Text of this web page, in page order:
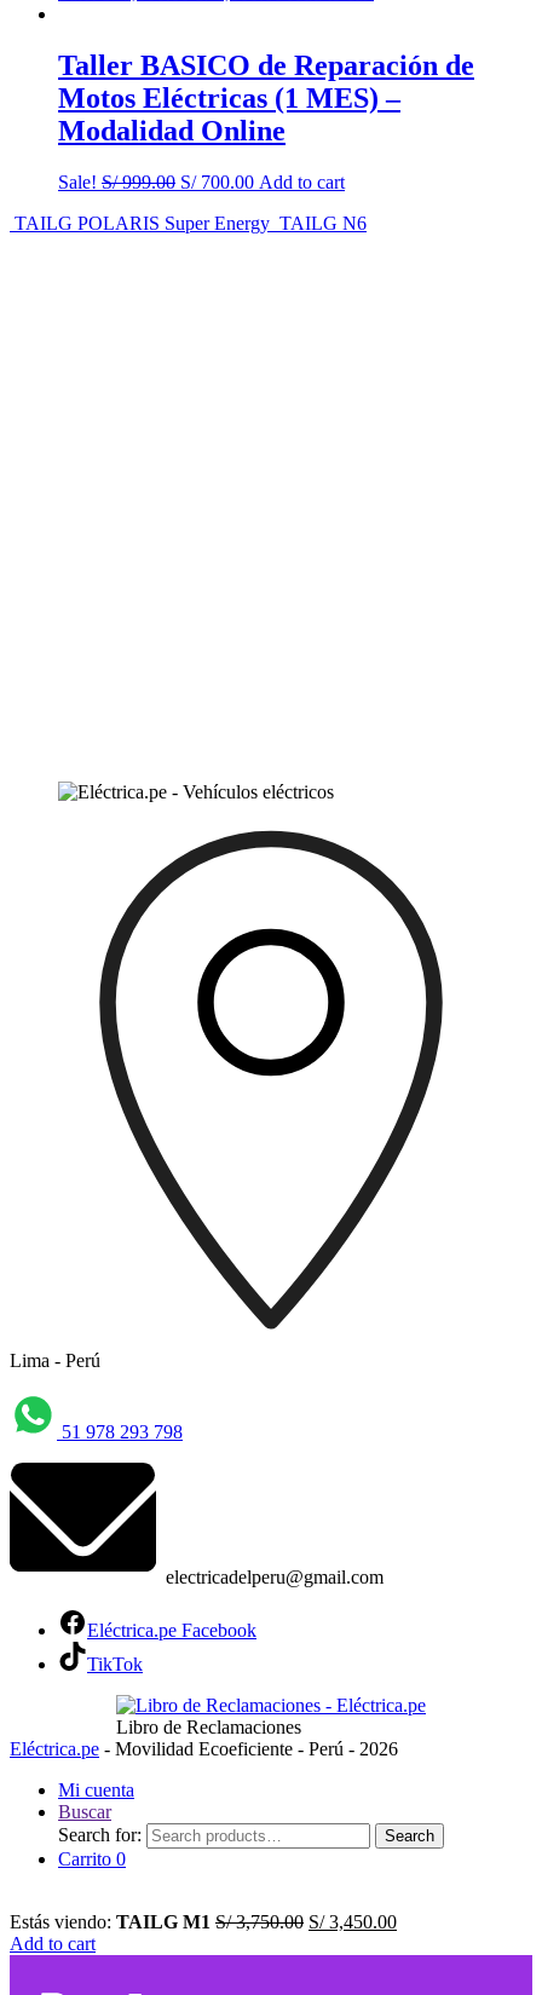
Taller BASICO de Reparación de
Motos Eléctricas (1 MES) –
Modalidad Online
Sale! S/999.00 S/700.00 Add to cart
TAILG POLARIS Super Energy TAILG N6
Lima - Perú
51 978 293 798
electricadelperu@gmail.com
Eléctrica.pe Facebook
TikTok
Libro de Reclamaciones
Eléctrica.pe - Movilidad Ecoeficiente - Perú - 2026
Mi cuenta
Buscar
Search for:
Search
Carrito 0
Estás viendo: TAILG M1 S/3,750.00 S/3,450.00
Add to cart